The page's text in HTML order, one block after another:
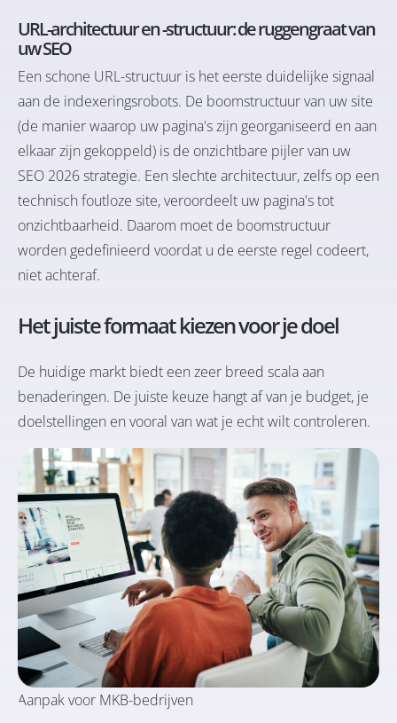
URL-architectuur en -structuur: de ruggengraat van
uw SEO
Een schone URL-structuur is het eerste duidelijke signaal
aan de indexeringsrobots. De boomstructuur van uw site
(de manier waarop uw pagina's zijn georganiseerd en aan
elkaar zijn gekoppeld) is de onzichtbare pijler van uw
SEO 2026 strategie. Een slechte architectuur, zelfs op een
technisch foutloze site, veroordeelt uw pagina's tot
onzichtbaarheid. Daarom moet de boomstructuur
worden gedefinieerd voordat u de eerste regel codeert,
niet achteraf.
Het juiste formaat kiezen voor je doel
De huidige markt biedt een zeer breed scala aan
benaderingen. De juiste keuze hangt af van je budget, je
doelstellingen en vooral van wat je echt wilt controleren.
Aanpak voor MKB-bedrijven